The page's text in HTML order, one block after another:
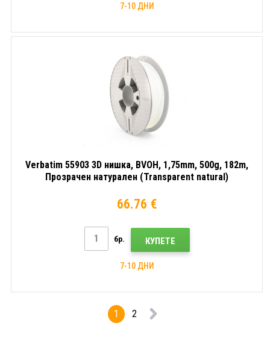
7-10 ДНИ
Verbatim 55903 3D нишка, BVOH, 1,75mm, 500g, 182m,
Прозрачен натурален (Transparent natural)
66.76 €
бр. КУПЕТЕ
7-10 ДНИ
1 2